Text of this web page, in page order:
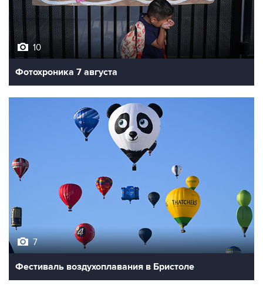
10
Фотохроника 7 августа
7
Фестиваль воздухоплавания в Бристоле